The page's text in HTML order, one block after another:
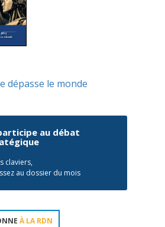
dépasse le monde
au débat
claviers,
au dossier du mois
À LA RDN